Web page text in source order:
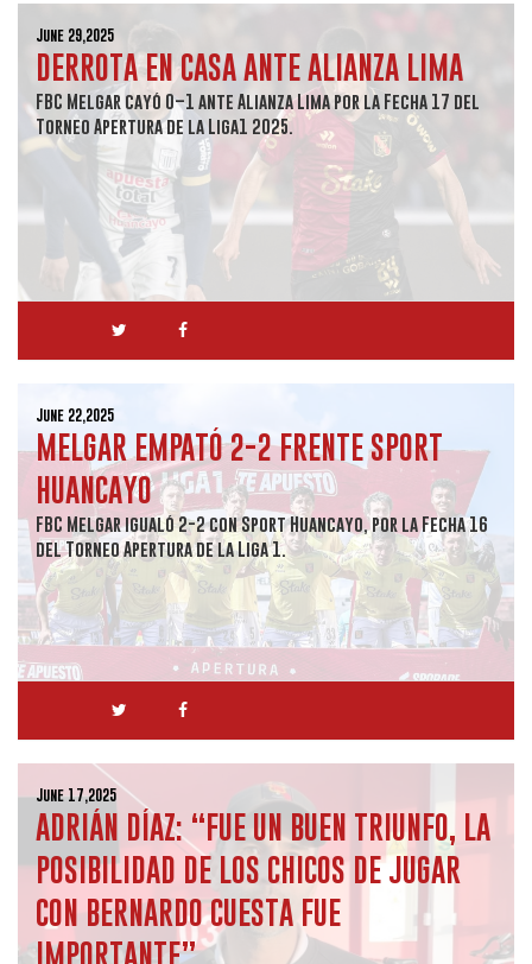
June 29,2025
DERROTA EN CASA ANTE ALIANZA LIMA
FBC Melgar cayó 0–1 ante Alianza Lima por la Fecha 17 del
Torneo Apertura de la Liga1 2025.
June 22,2025
MELGAR EMPATÓ 2-2 FRENTE SPORT
HUANCAYO
FBC Melgar igualó 2-2 con Sport Huancayo, por la Fecha 16
del Torneo Apertura de la Liga 1.
June 17,2025
ADRIÁN DÍAZ: “FUE UN BUEN TRIUNFO, LA
POSIBILIDAD DE LOS CHICOS DE JUGAR
CON BERNARDO CUESTA FUE
IMPORTANTE”